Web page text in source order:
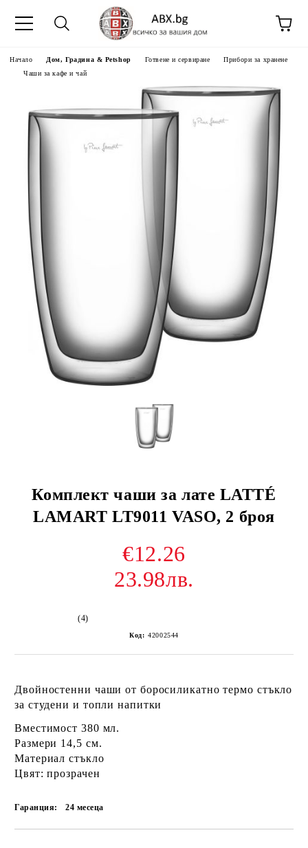
Начало Дом, Градина & Petshop Готвене и сервиране
Прибори за хранене
Чаши за кафе и чай
Комплект чаши за лате LATTÉ
LAMART LT9011 VASO, 2 броя
€12.26
23.98лв.
(4)
Код: 42002544
Двойностенни чаши от боросиликатно термо стъкло
за студени и топли напитки
Вместимост 380 мл.
Размери 14,5 cм.
Материал стъкло
Цвят: прозрачен
Гаранция: 24 месеца